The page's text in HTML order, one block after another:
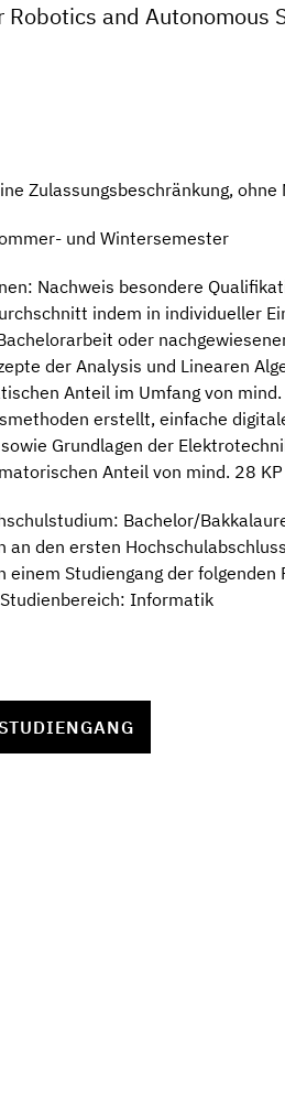
Robotics and Autonomous
Zulassungsbeschränkung, ohne
und Wintersemester
Nachweis besondere
indem in individueller
oder
der Analysis und Linearen
Anteil im Umfang von
erstellt, einfache
Grundlagen der
Anteil von mind. 28
Bachelor/
an den ersten
einem Studiengang der
Informatik